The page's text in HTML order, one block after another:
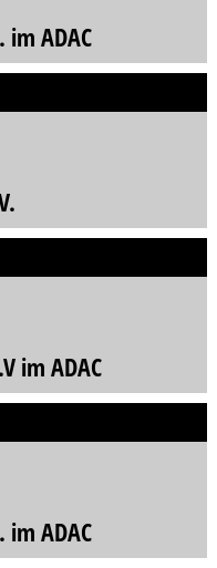
im ADAC
im ADAC
im ADAC